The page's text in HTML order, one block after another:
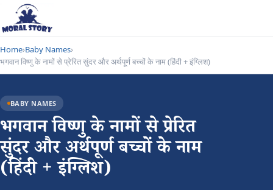
Home›Baby Names›
भगवान विष्णु के नामों से प्रेरित सुंदर और अर्थपूर्ण बच्चों के नाम (हिंदी + इंग्लिश)
BABY NAMES
भगवान विष्णु के नामों से प्रेरित
सुंदर और अर्थपूर्ण बच्चों के नाम
(हिंदी + इंग्लिश)